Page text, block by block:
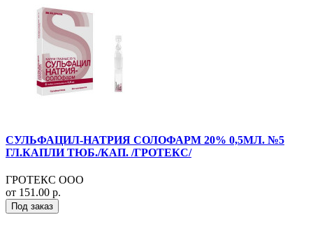
СУЛЬФАЦИЛ-НАТРИЯ СОЛОФАРМ 20% 0,5МЛ. №5
ГЛ.КАПЛИ ТЮБ./КАП. /ГРОТЕКС/
ГРОТЕКС ООО
от 151.00 р.
Под заказ